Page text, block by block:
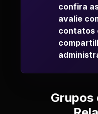
confira
avalie
contatos
Grupos